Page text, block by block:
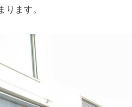
ます。